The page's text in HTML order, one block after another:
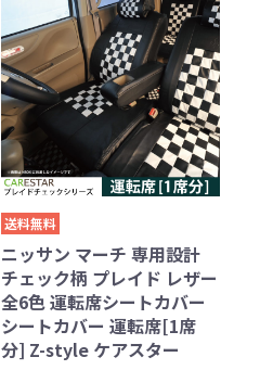
送料無料
ニッサン マーチ 専用設計
チェック柄 プレイド レザー
全6色 運転席シートカバー
シートカバー 運転席[1席
分] Z-style ケアスター